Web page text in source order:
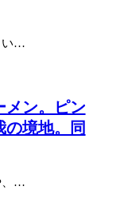
い…
メン。ピン
の境地。同
、…